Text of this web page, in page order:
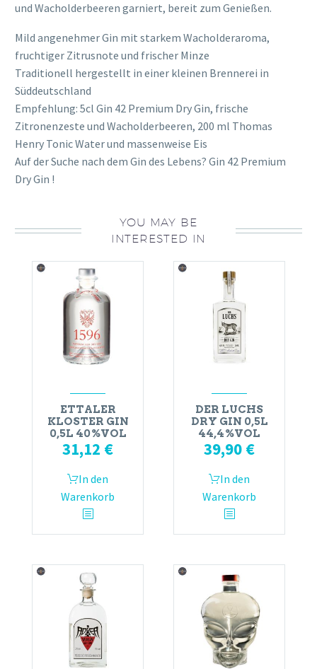
und Wacholderbeeren garniert, bereit zum Genießen.
Mild angenehmer Gin mit starkem Wacholderaroma,
fruchtiger Zitrusnote und frischer Minze
Traditionell hergestellt in einer kleinen Brennerei in
Süddeutschland
Empfehlung: 5cl Gin 42 Premium Dry Gin, frische
Zitronenzeste und Wacholderbeeren, 200 ml Thomas
Henry Tonic Water und massenweise Eis
Auf der Suche nach dem Gin des Lebens? Gin 42 Premium
Dry Gin !
YOU MAY BE
INTERESTED IN
ETTALER
KLOSTER GIN
0,5L 40%VOL
31,12 €
In den
Warenkorb
DER LUCHS
DRY GIN 0,5L
44,4%VOL
39,90 €
In den
Warenkorb